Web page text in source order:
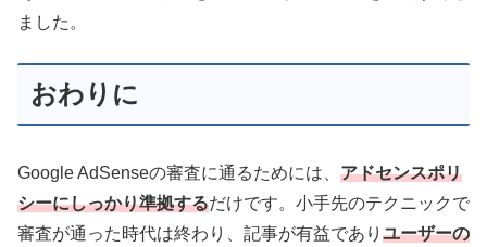
ました。
おわりに
Google AdSenseの審査に通るためには、 アドセンスポリ
シーにしっかり準拠するだけです。小手先のテクニックで
審査が通った時代は終わり、記事が有益であり ユーザーの